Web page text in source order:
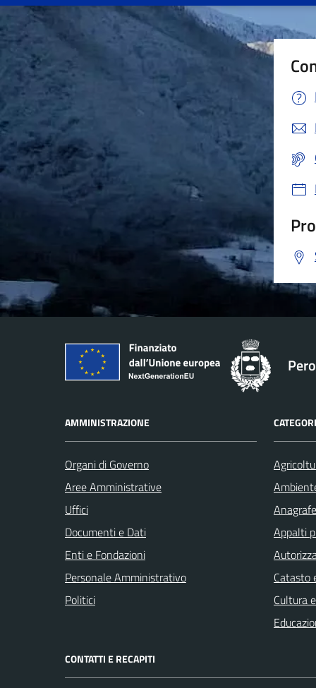
AMMINISTRAZIONE
Organi di Governo
Aree Amministrative
Uffici
Documenti e Dati
Enti e Fondazioni
Personale Amministrativo
Politici
Appalti
Catasto
Cultura
CONTATTI E RECAPITI